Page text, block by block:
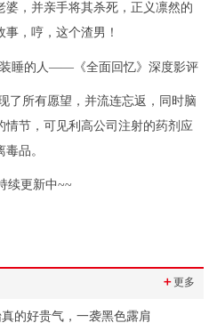
，并亲手将其杀死，正义凛然的
，哼，这个渣男！
了所有愿望，并流连忘返，同时脑
节，可见利高公司注射的药剂应
品。
续更新中~~
＋更多
的好贵气，一袭黑色露肩